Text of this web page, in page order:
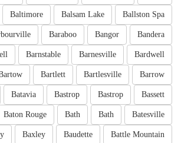
Ballston Spa
Balsam Lake
Baltimore
Bandera
Bangor
Baraboo
Bardwell
Barnesville
Barnstable
Barrow
Bartlesville
Bartlett
Bassett
Bastrop
Bastrop
Batavia
Batesville
Bath
Bath
Baton Rouge
Battle Mountain
Baudette
Baxley